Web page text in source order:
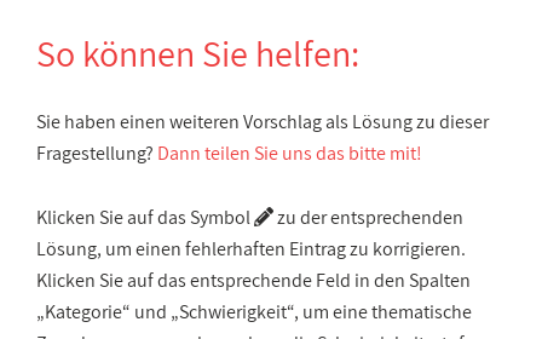
So können Sie helfen:
Sie haben einen weiteren Vorschlag als Lösung zu dieser
Fragestellung? Dann teilen Sie uns das bitte mit!
Klicken Sie auf das Symbol
zu der entsprechenden
Lösung, um einen fehlerhaften Eintrag zu korrigieren.
Klicken Sie auf das entsprechende Feld in den Spalten
„Kategorie“ und „Schwierigkeit“, um eine thematische